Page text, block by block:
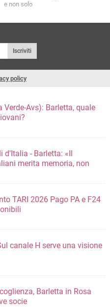
e non solo
Iscriviti
policy
Verde-Avs): Barletta, quale
d'Italia - Barletta: «Il
merita memoria, non
Pago PA e F24
canale H serve una visione
Barletta in Rosa
socie